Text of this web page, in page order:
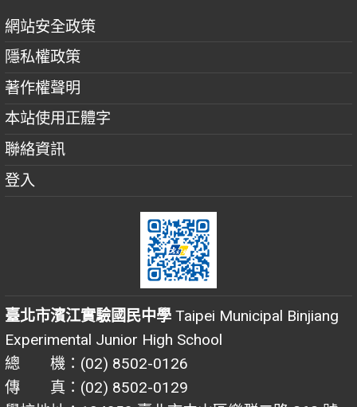
網站安全政策
隱私權政策
著作權聲明
本站使用正體字
聯絡資訊
登入
臺北市濱江實驗國民中學 Taipei Municipal Binjiang
Experimental Junior High School
總 機：(02) 8502-0126
傳 真：(02) 8502-0129